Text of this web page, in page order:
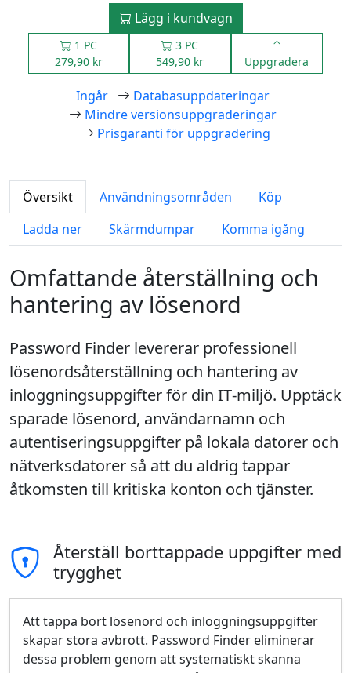
Lägg i kundvagn
1 PC
279,90 kr
3 PC
549,90 kr
Uppgradera
Ingår
Databasuppdateringar
Mindre versionsuppgraderingar
Prisgaranti för uppgradering
Översikt Användningsområden
Köp
Ladda ner
Skärmdumpar Komma igång
Omfattande återställning och
hantering av lösenord
Password Finder levererar professionell
lösenordsåterställning och hantering av
inloggningsuppgifter för din IT‑miljö. Upptäck
sparade lösenord, användarnamn och
autentiseringsuppgifter på lokala datorer och
nätverksdatorer så att du aldrig tappar
åtkomsten till kritiska konton och tjänster.
Återställ borttappade uppgifter med
trygghet
Att tappa bort lösenord och inloggningsuppgifter
skapar stora avbrott. Password Finder eliminerar
dessa problem genom att systematiskt skanna